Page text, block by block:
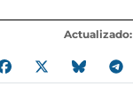
Actualizado: